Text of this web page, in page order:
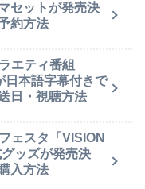
セットが発売決
約方法
エティ番組
日本語字幕付きで
日・視聴方法
ェスタ「VISION
ッズが発売決
入方法